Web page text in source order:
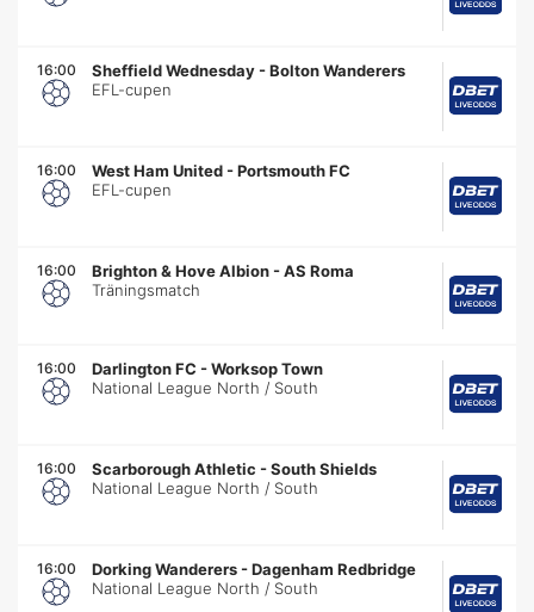
16:00 Sheffield Wednesday -Bolton Wanderers
EFL-cupen
16:00 West Ham United -Portsmouth FC
EFL-cupen
16:00 Brighton & Hove Albion -AS Roma
Träningsmatch
16:00 Darlington FC -Worksop Town
National League North / South
16:00 Scarborough Athletic -South Shields
National League North / South
16:00 Dorking Wanderers -Dagenham Redbridge
National League North / South